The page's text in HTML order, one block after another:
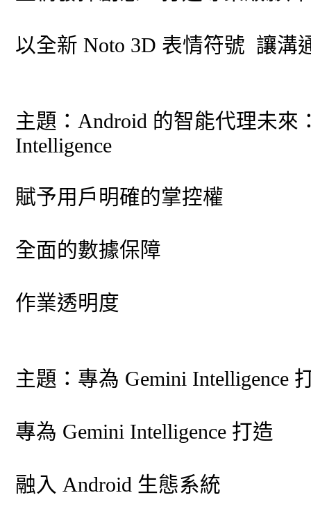
以全新 Noto 3D 表情符號 讓溝
主題：Android 的智能代理未來
Intelligence
賦予用戶明確的掌控權
全面的數據保障
作業透明度
主題：專為 Gemini Intelligence
專為 Gemini Intelligence 打造
融入 Android 生態系統